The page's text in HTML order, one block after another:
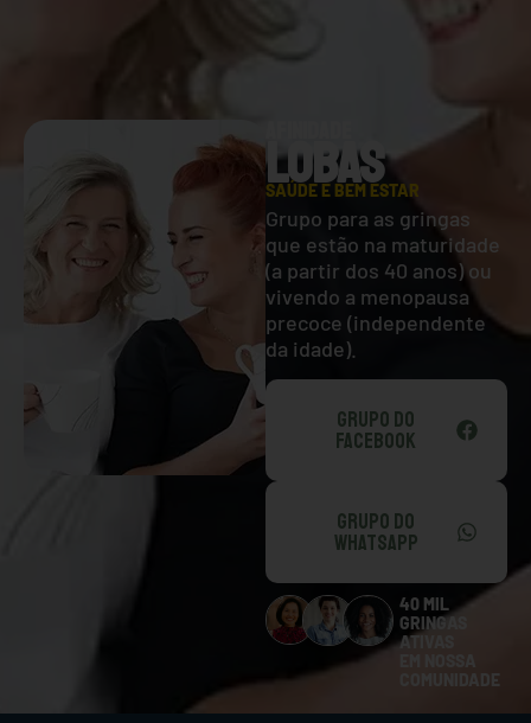
LOBAS
SAÚDE E BEM ESTAR
Grupo para as gringas
que estão na maturidade
(a partir dos 40 anos) ou
vivendo a menopausa
precoce (independente
da idade).
GRUPO DO
FACEBOOK
GRUPO DO
WHATSAPP
40 MIL
GRINGAS
ATIVAS
COMUNIDADE